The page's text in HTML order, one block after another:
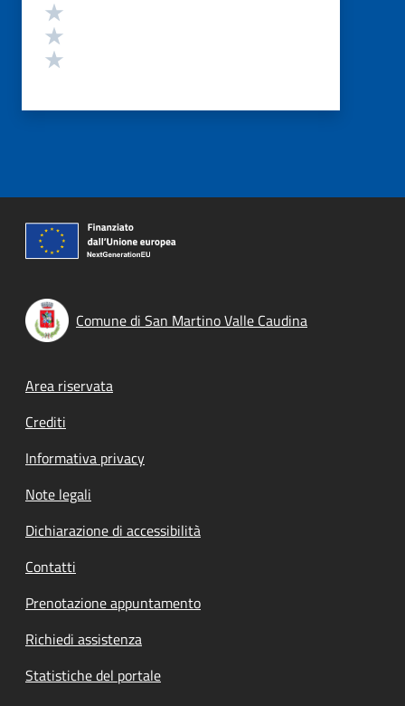
Comune di San Martino Valle Caudina
Footer menu
Area riservata
Crediti
Informativa privacy
Note legali
Dichiarazione di accessibilità
Contatti
Prenotazione appuntamento
Richiedi assistenza
Statistiche del portale